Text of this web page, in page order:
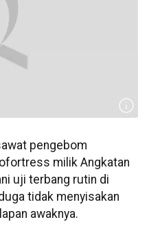
pengebom
milik Angkatan
uji terbang rutin di
tidak menyisakan
awaknya.